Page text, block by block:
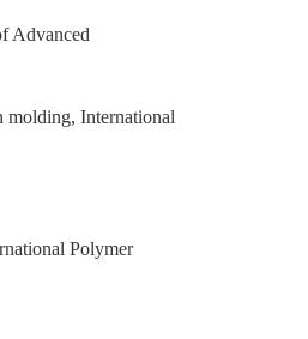
Advanced
International
Polymer